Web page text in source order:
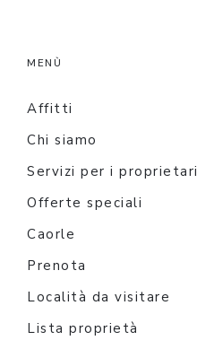
MENÙ
Affitti
Chi siamo
Servizi per i proprietari
Offerte speciali
Caorle
Prenota
Località da visitare
Lista proprietà